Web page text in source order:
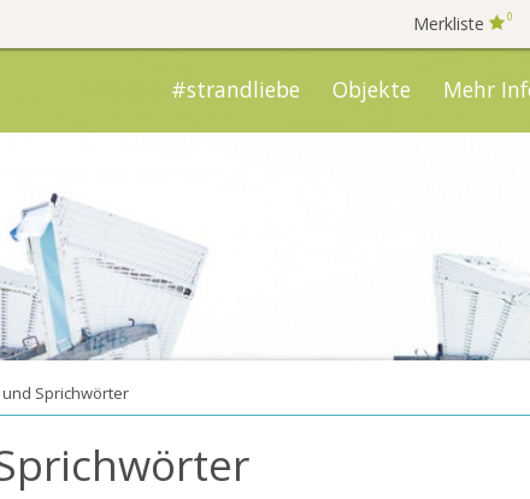
Merkliste 0
#strandliebe Objekte Mehr
Sprichwörter